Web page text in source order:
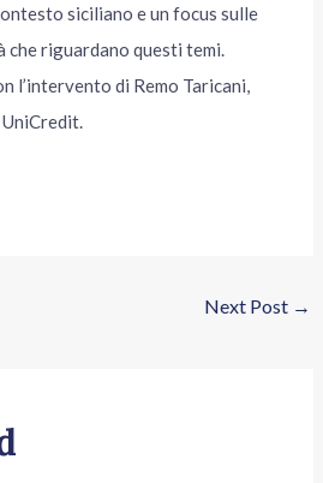
siciliano e un focus sulle
riguardano questi temi.
l’intervento di Remo Taricani,
Next Post →